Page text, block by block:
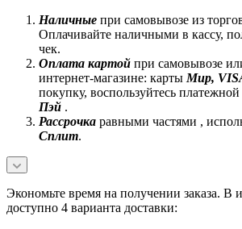
Наличные при самовывозе из
Оплачивайте наличными в кассу,
чек.
Оплата картой при самовывозе
интернет-магазине: карты Mир,
покупку, воспользуйтесь
Пэй .
Рассрочка равными частями ,
Сплит.
Экономьте время на получении заказа. В
доступно 4 варианта доставки: